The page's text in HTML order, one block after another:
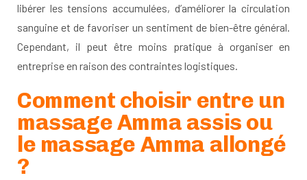
libérer les tensions accumulées, d’améliorer la circulation
sanguine et de favoriser un sentiment de bien-être général.
Cependant, il peut être moins pratique à organiser en
entreprise en raison des contraintes logistiques.
Comment choisir entre un
massage Amma assis ou
le massage Amma allongé
?